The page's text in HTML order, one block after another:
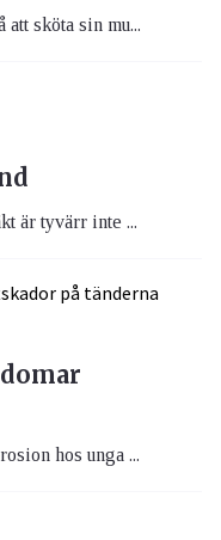
sköta sin mu...
är tyvärr inte ...
hos unga ...